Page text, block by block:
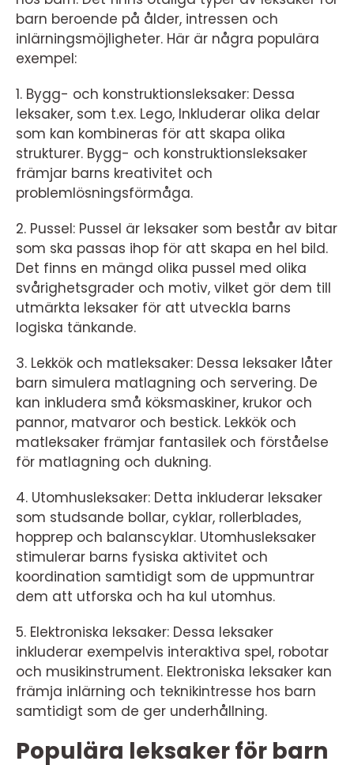
barn beroende på ålder, intressen och
inlärningsmöjligheter. Här är några populära
exempel:
1. Bygg- och konstruktionsleksaker: Dessa
leksaker, som t.ex. Lego, Inkluderar olika delar
som kan kombineras för att skapa olika
strukturer. Bygg- och konstruktionsleksaker
främjar barns kreativitet och
problemlösningsförmåga.
2. Pussel: Pussel är leksaker som består av bitar
som ska passas ihop för att skapa en hel bild.
Det finns en mängd olika pussel med olika
svårighetsgrader och motiv, vilket gör dem till
utmärkta leksaker för att utveckla barns
logiska tänkande.
3. Lekkök och matleksaker: Dessa leksaker låter
barn simulera matlagning och servering. De
kan inkludera små köksmaskiner, krukor och
pannor, matvaror och bestick. Lekkök och
matleksaker främjar fantasilek och förståelse
för matlagning och dukning.
4. Utomhusleksaker: Detta inkluderar leksaker
som studsande bollar, cyklar, rollerblades,
hopprep och balanscyklar. Utomhusleksaker
stimulerar barns fysiska aktivitet och
koordination samtidigt som de uppmuntrar
dem att utforska och ha kul utomhus.
5. Elektroniska leksaker: Dessa leksaker
inkluderar exempelvis interaktiva spel, robotar
och musikinstrument. Elektroniska leksaker kan
främja inlärning och teknikintresse hos barn
samtidigt som de ger underhållning.
Populära leksaker för barn